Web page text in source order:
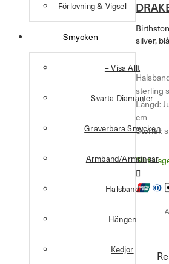
Förlovning & Vigsel
Smycken
– Visa Allt
Svarta Diamanter
Graverbara Smycken
Armband/Armringar
Halsband
Hängen
Kedjor
silver,
sterling
Längd:
cm
Storlek
Slut i